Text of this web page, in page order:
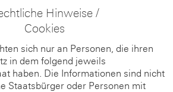
Hinweise /
Cookies
sich nur an Personen, die ihren
in dem folgend jeweils
haben. Die Informationen sind nicht
Staatsbürger oder Personen mit